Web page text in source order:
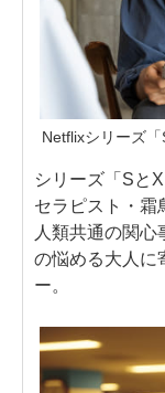
Netflixシリーズ
シリーズ「Sと
セラピスト・霜
人類共通の関
の悩める大人に
ー。